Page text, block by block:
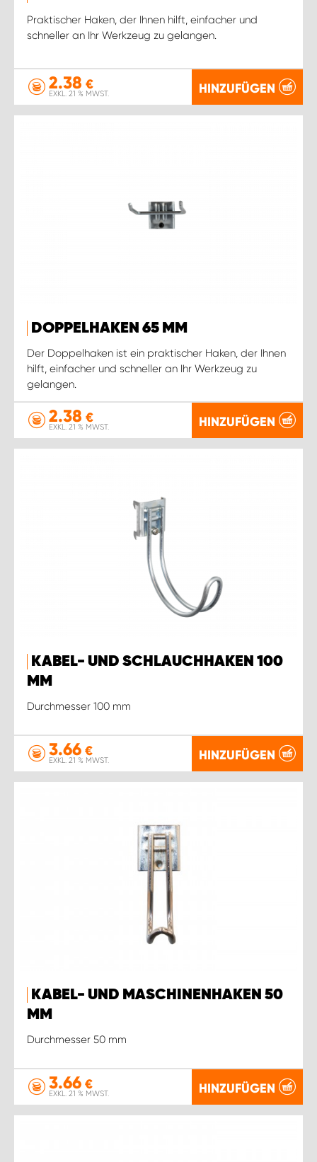
Praktischer Haken, der Ihnen hilft, einfacher und
schneller an Ihr Werkzeug zu gelangen.
2.38 €
EXKL. 21 % MWST. HINZUFÜGEN
DOPPELHAKEN 65 MM
Der Doppelhaken ist ein praktischer Haken, der Ihnen
hilft, einfacher und schneller an Ihr Werkzeug zu
gelangen.
2.38 €
EXKL. 21 % MWST. HINZUFÜGEN
KABEL- UND SCHLAUCHHAKEN 100
MM
Durchmesser 100 mm
3.66 €
EXKL. 21 % MWST. HINZUFÜGEN
KABEL- UND MASCHINENHAKEN 50
MM
Durchmesser 50 mm
3.66 €
EXKL. 21 % MWST. HINZUFÜGEN